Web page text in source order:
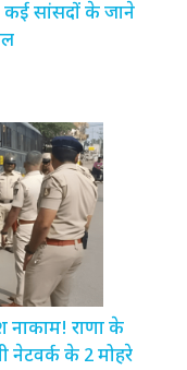
कई सांसदों के जाने
नाकाम! राणा के
नेटवर्क के 2 मोहरे